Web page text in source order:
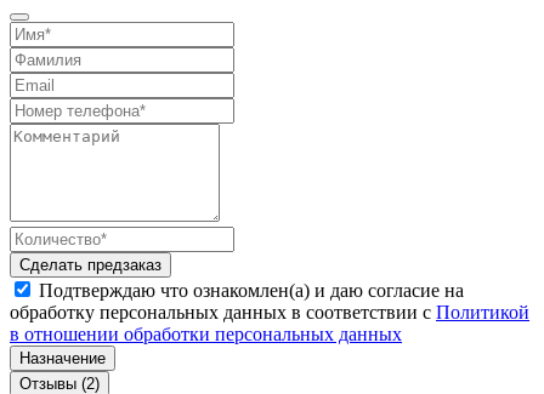
Сделать предзаказ
Подтверждаю что ознакомлен(а) и даю согласие на
обработку персональных данных в соответствии с Политикой
в отношении обработки персональных данных
Назначение
Отзывы (2)